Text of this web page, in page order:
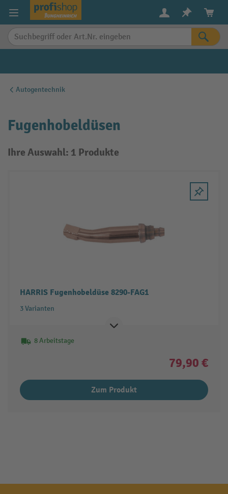
springen
Autogentechnik
Fugenhobeldüsen
Ihre Auswahl: 1 Produkte
HARRIS Fugenhobeldüse 8290-FAG1
3 Varianten
8 Arbeitstage
79,90 €
Zum Produkt